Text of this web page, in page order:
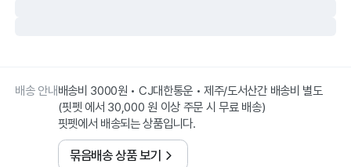
배송 안내배송비 3000원 • CJ대한통운 • 제주/도서산간 배송비 별도
(핏펫 에서 30,000 원 이상 주문 시 무료 배송)
핏펫에서 배송되는 상품입니다.
묶음배송 상품 보기